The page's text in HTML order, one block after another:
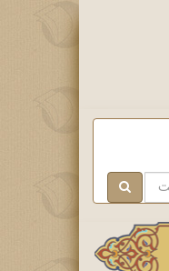
ملی و امنیت ملی.
که در این ایام بطور خاص